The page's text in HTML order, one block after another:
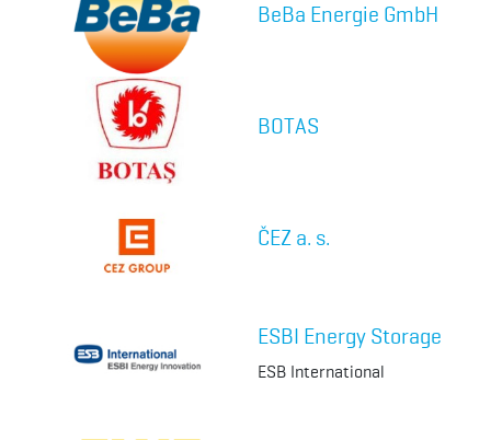
BeBa Energie GmbH
BOTAS
ČEZ a. s.
ESBI Energy Storage
ESB International